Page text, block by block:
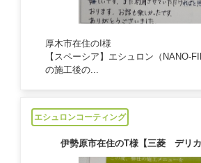
厚木市在住のI様
【スペーシア】エシュロン（NANO-
の施工後の...
エシュロンコーティング
伊勢原市在住のT様【三菱 デリ